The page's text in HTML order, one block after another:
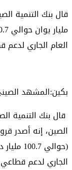
العام الجاري
بكين:المشهد
قال بنك التنمية
(حوالي
الجاري لدعم